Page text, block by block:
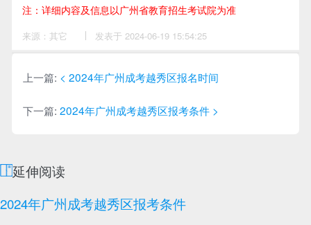
注：详细内容及信息以广州省教育招生考试院为准
来源：其它
卓
师
发表于 2024-06-19 15:54:25
上一篇: < 2024年广州成考越秀区报名时间
下一篇:2024年广州成考越秀区报考条件 >
延伸阅读
2024年广州成考越秀区报考条件